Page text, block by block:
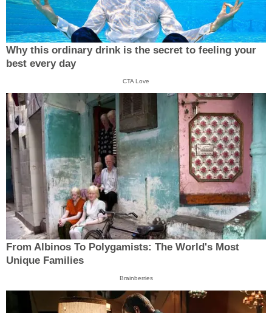
Why this ordinary drink is the secret to feeling your
best every day
CTA Love
From Albinos To Polygamists: The World's Most
Unique Families
Brainberries